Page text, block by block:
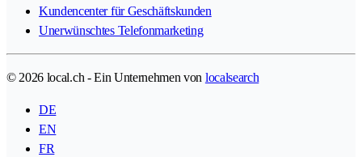
Kundencenter für Geschäftskunden
Unerwünschtes Telefonmarketing
© 2026 local.ch - Ein Unternehmen von localsearch
DE
EN
FR